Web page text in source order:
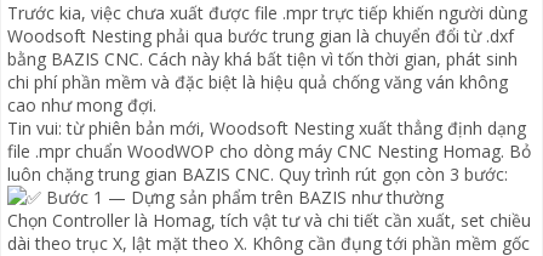
Trước kia, việc chưa xuất được file .mpr trực tiếp khiến người dùng
Woodsoft Nesting phải qua bước trung gian là chuyển đổi từ .dxf
bằng BAZIS CNC. Cách này khá bất tiện vì tốn thời gian, phát sinh
chi phí phần mềm và đặc biệt là hiệu quả chống văng ván không
cao như mong đợi.
Tin vui: từ phiên bản mới, Woodsoft Nesting xuất thẳng định dạng
file .mpr chuẩn WoodWOP cho dòng máy CNC Nesting Homag. Bỏ
luôn chặng trung gian BAZIS CNC. Quy trình rút gọn còn 3 bước:
Bước 1 — Dựng sản phẩm trên BAZIS như thường
Chọn Controller là Homag, tích vật tư và chi tiết cần xuất, set chiều
dài theo trục X, lật mặt theo X. Không cần đụng tới phần mềm gốc